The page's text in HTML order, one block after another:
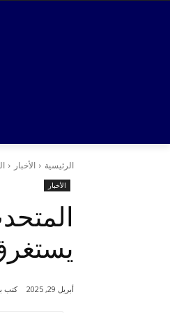
الرئيسية الأخبار
الأخبار
يستغرق 20
أبريل 29, 2025 كتب